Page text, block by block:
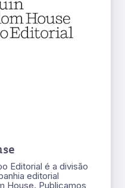
Editorial é a divisão
editorial
House. Publicamos